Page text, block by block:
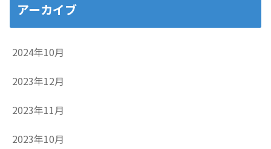
アーカイブ
2024年10月
2023年12月
2023年11月
2023年10月